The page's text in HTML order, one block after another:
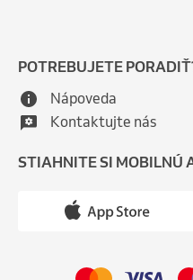
POTREBUJETE
Nápoveda
Kontaktujte nás
STIAHNITE SI MOBILNÚ